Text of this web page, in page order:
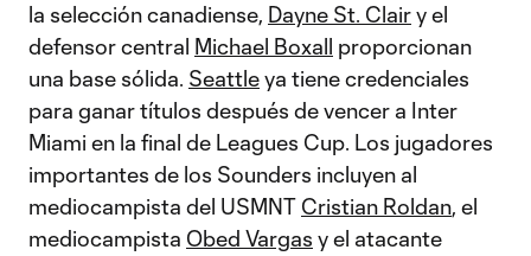
la selección canadiense, Dayne St. Clairy el
defensor central Michael Boxall proporcionan
una base sólida. Seattleya tiene credenciales
para ganar títulos después de vencer a Inter
Miami en la final de Leagues Cup. Los jugadores
importantes de los Sounders incluyen al
mediocampista del USMNT Cristian Roldan, el
mediocampista Obed Vargas y el atacante